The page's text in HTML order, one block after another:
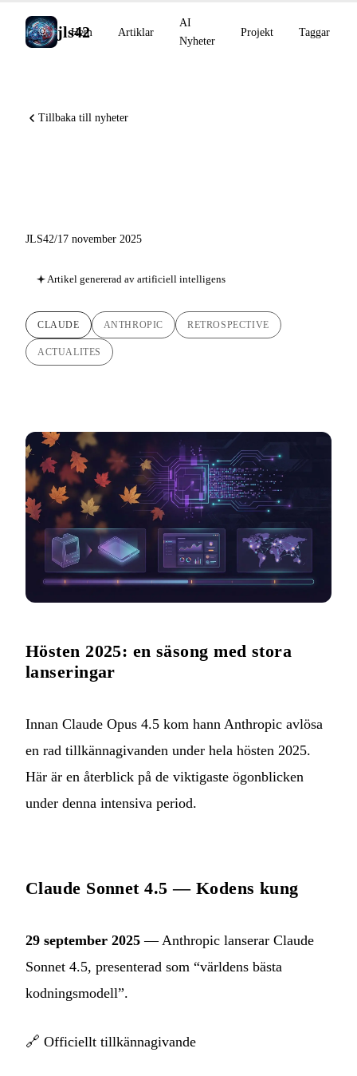
jls42
Hem Artiklar
AI
Nyheter
Projekt Taggar
Tillbaka till nyheter
JLS42/17 november 2025
Artikel genererad av artificiell intelligens
CLAUDE ANTHROPIC RETROSPECTIVE
ACTUALITES
Hösten 2025: en säsong med stora
lanseringar
Innan Claude Opus 4.5 kom hann Anthropic avlösa
en rad tillkännagivanden under hela hösten 2025.
Här är en återblick på de viktigaste ögonblicken
under denna intensiva period.
Claude Sonnet 4.5 — Kodens kung
29 september 2025 — Anthropic lanserar Claude
Sonnet 4.5, presenterad som “världens bästa
kodningsmodell”.
🔗 Officiellt tillkännagivande